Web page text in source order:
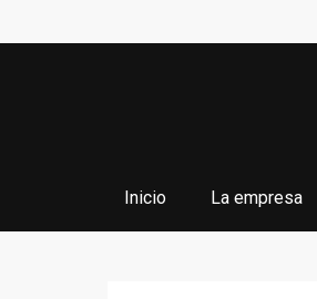
al
Inicio La empresa